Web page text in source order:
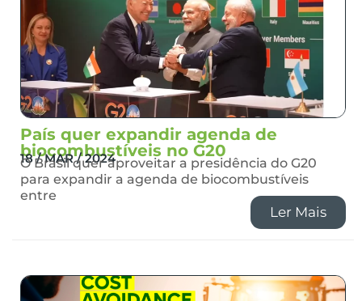
País quer expandir agenda de
biocombustíveis no G20
18 / MAR / 2024
O Brasil quer aproveitar a presidência do G20
para expandir a agenda de biocombustíveis
entre
Ler Mais